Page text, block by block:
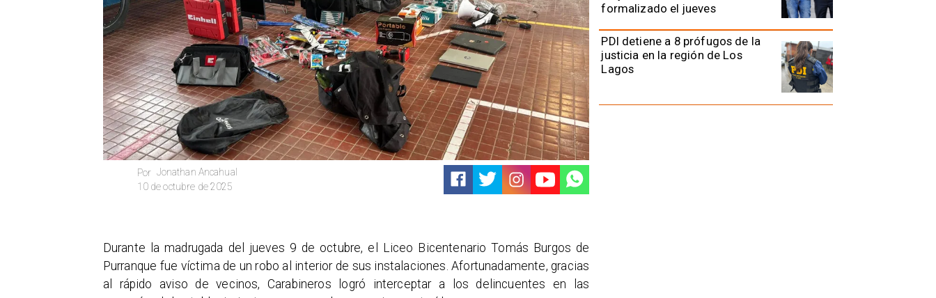
Jonathan Ancahual
Por
10 de octubre de 2025
formalizado el jueves
PDI detiene a 8 prófugos de la
justicia en la región de Los
Lagos
Durante la madrugada del jueves 9 de octubre, el Liceo Bicentenario Tomás Burgos de
Purranque fue víctima de un robo al interior de sus instalaciones. Afortunadamente, gracias
al rápido aviso de vecinos, Carabineros logró interceptar a los delincuentes en las